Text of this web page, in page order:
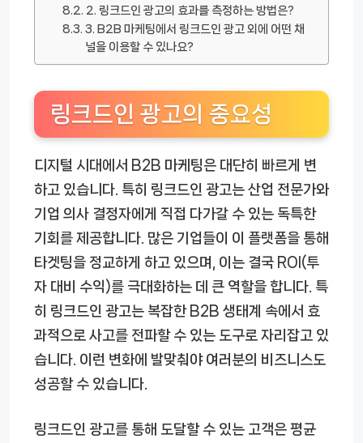
2. 링크드인 광고의 효과를 측정하는 방법은?
3. B2B 마케팅에서 링크드인 광고 외에 어떤 채
널을 이용할 수 있나요?
링크드인 광고의 중요성
디지털 시대에서 B2B 마케팅은 대단히 빠르게 변
하고 있습니다. 특히 링크드인 광고는 산업 전문가와
기업 의사 결정자에게 직접 다가갈 수 있는 독특한
기회를 제공합니다. 많은 기업들이 이 플랫폼을 통해
타겟팅을 정교하게 하고 있으며, 이는 결국 ROI(투
자 대비 수익)를 극대화하는 데 큰 역할을 합니다. 특
히 링크드인 광고는 복잡한 B2B 생태계 속에서 효
과적으로 사고를 전파할 수 있는 도구로 자리잡고 있
습니다. 이런 변화에 발맞춰야 여러분의 비즈니스도
성공할 수 있습니다.
링크드인 광고를 통해 도달할 수 있는 고객은 평균